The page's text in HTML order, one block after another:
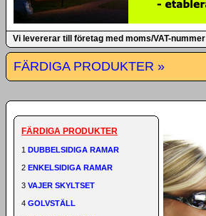
Vi levererar till företag med moms/VAT-nummer
FÄRDIGA PRODUKTER »
FÄRDIGA PRODUKTER
1 DUBBELSIDIGA RAMAR
2 ENKELSIDIGA RAMAR
3 VAJER SKYLTSET
4 GOLVSTÄLL